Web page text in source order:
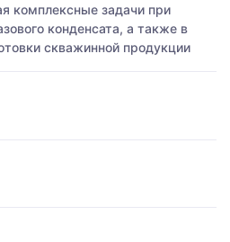
комплексные задачи при
конденсата, а также в
скважинной продукции